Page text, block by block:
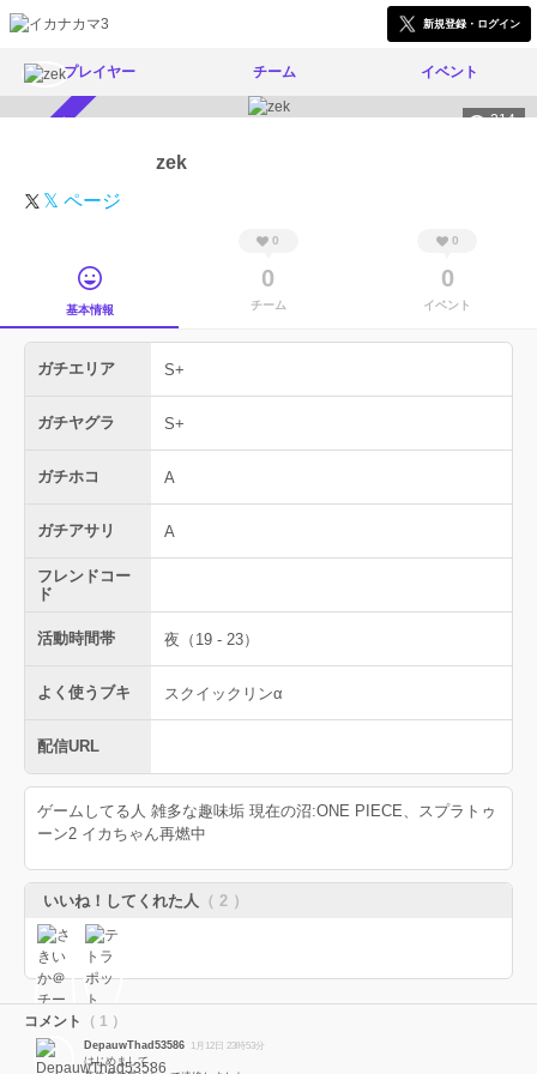
新規登録・ログイン
プレイヤー チーム イベント
214
zek
𝕏 ページ
基本情報
0
0
チーム
0
0
イベント
ガチエリア S+
ガチヤグラ S+
ガチホコ A
ガチアサリ A
フレンドコー
ド
活動時間帯 夜（19 - 23）
よく使うブキ スクイックリンα
配信URL
ゲームしてる人 雑多な趣味垢 現在の沼:ONE PIECE、スプラトゥ
ーン2 イカちゃん再燃中
いいね！してくれた人 （ 2 ）
コメント （ 1 ）
DepauwThad53586 1月12日 23時53分
はじめまして。